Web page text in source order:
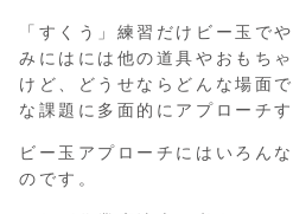
「すくう」練習だけビー玉で
みにはには他の道具やおもち
けど、どうせならどんな場面
な課題に多面的にアプローチ
ビー玉アプローチにはいろん
のです。